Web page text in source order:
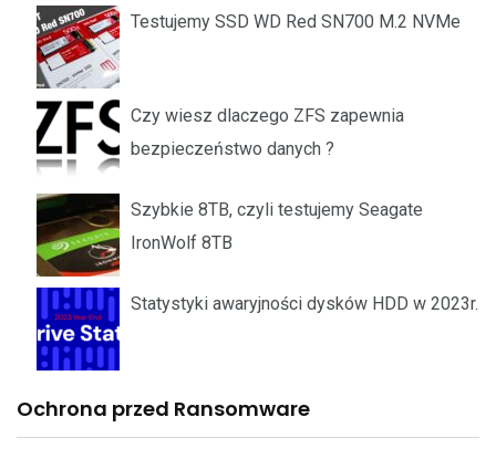
Testujemy SSD WD Red SN700 M.2 NVMe
Czy wiesz dlaczego ZFS zapewnia
bezpieczeństwo danych ?
Szybkie 8TB, czyli testujemy Seagate
IronWolf 8TB
Statystyki awaryjności dysków HDD w 2023r.
Ochrona przed Ransomware